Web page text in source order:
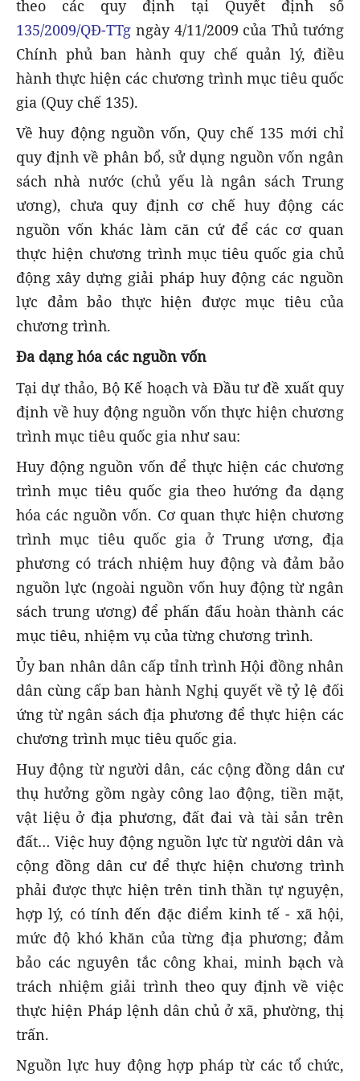
theo các quy định tại Quyết định số
135/2009/QĐ-TTg ngày 4/11/2009 của Thủ tướng
Chính phủ ban hành quy chế quản lý, điều
hành thực hiện các chương trình mục tiêu quốc
gia (Quy chế 135).
Về huy động nguồn vốn, Quy chế 135 mới chỉ
quy định về phân bổ, sử dụng nguồn vốn ngân
sách nhà nước (chủ yếu là ngân sách Trung
ương), chưa quy định cơ chế huy động các
nguồn vốn khác làm căn cứ để các cơ quan
thực hiện chương trình mục tiêu quốc gia chủ
động xây dựng giải pháp huy động các nguồn
lực đảm bảo thực hiện được mục tiêu của
chương trình.
Đa dạng hóa các nguồn vốn
Tại dự thảo, Bộ Kế hoạch và Đầu tư đề xuất quy
định về huy động nguồn vốn thực hiện chương
trình mục tiêu quốc gia như sau:
Huy động nguồn vốn để thực hiện các chương
trình mục tiêu quốc gia theo hướng đa dạng
hóa các nguồn vốn. Cơ quan thực hiện chương
trình mục tiêu quốc gia ở Trung ương, địa
phương có trách nhiệm huy động và đảm bảo
nguồn lực (ngoài nguồn vốn huy động từ ngân
sách trung ương) để phấn đấu hoàn thành các
mục tiêu, nhiệm vụ của từng chương trình.
Ủy ban nhân dân cấp tỉnh trình Hội đồng nhân
dân cùng cấp ban hành Nghị quyết về tỷ lệ đối
ứng từ ngân sách địa phương để thực hiện các
chương trình mục tiêu quốc gia.
Huy động từ người dân, các cộng đồng dân cư
thụ hưởng gồm ngày công lao động, tiền mặt,
vật liệu ở địa phương, đất đai và tài sản trên
đất… Việc huy động nguồn lực từ người dân và
cộng đồng dân cư để thực hiện chương trình
phải được thực hiện trên tinh thần tự nguyện,
hợp lý, có tính đến đặc điểm kinh tế - xã hội,
mức độ khó khăn của từng địa phương; đảm
bảo các nguyên tắc công khai, minh bạch và
trách nhiệm giải trình theo quy định về việc
thực hiện Pháp lệnh dân chủ ở xã, phường, thị
trấn.
Nguồn lực huy động hợp pháp từ các tổ chức,